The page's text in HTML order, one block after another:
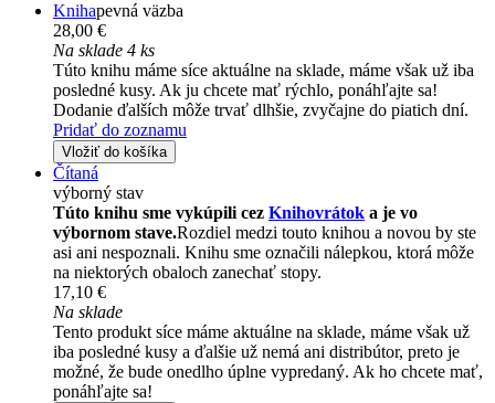
Knihapevná väzba
28,00 €
Na sklade 4 ks
Túto knihu máme síce aktuálne na sklade, máme však už iba
posledné kusy. Ak ju chcete mať rýchlo, ponáhľajte sa!
Dodanie ďalších môže trvať dlhšie, zvyčajne do piatich dní.
Pridať do zoznamu
Vložiť do košíka
Čítaná
výborný stav
Túto knihu sme vykúpili cez Knihovrátok a je vo
výbornom stave.Rozdiel medzi touto knihou a novou by ste
asi ani nespoznali. Knihu sme označili nálepkou, ktorá môže
na niektorých obaloch zanechať stopy.
17,10 €
Na sklade
Tento produkt síce máme aktuálne na sklade, máme však už
iba posledné kusy a ďalšie už nemá ani distribútor, preto je
možné, že bude onedlho úplne vypredaný. Ak ho chcete mať,
ponáhľajte sa!